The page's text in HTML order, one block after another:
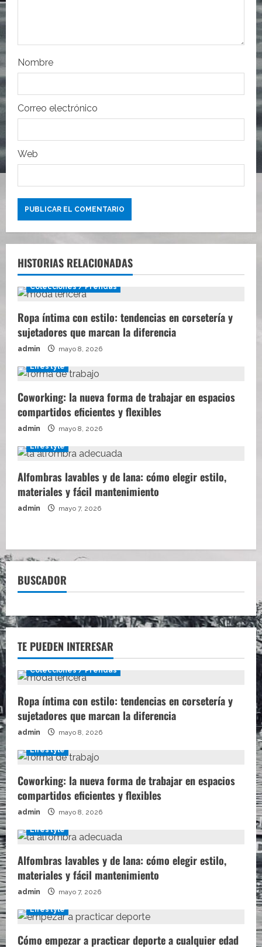
r
a
d
a
s
Nombre
Correo electrónico
Web
HISTORIAS RELACIONADAS
Colecciones / Prendas
Ropa íntima con estilo: tendencias en corsetería y
sujetadores que marcan la diferencia
admin mayo 8, 2026
Lifestyle
Coworking: la nueva forma de trabajar en espacios
compartidos eficientes y flexibles
admin mayo 8, 2026
Lifestyle
Alfombras lavables y de lana: cómo elegir estilo,
materiales y fácil mantenimiento
admin mayo 7, 2026
BUSCADOR
TE PUEDEN INTERESAR
Colecciones / Prendas
Ropa íntima con estilo: tendencias en corsetería y
sujetadores que marcan la diferencia
admin mayo 8, 2026
Lifestyle
Coworking: la nueva forma de trabajar en espacios
compartidos eficientes y flexibles
admin mayo 8, 2026
Lifestyle
Alfombras lavables y de lana: cómo elegir estilo,
materiales y fácil mantenimiento
admin mayo 7, 2026
Lifestyle
Cómo empezar a practicar deporte a cualquier edad